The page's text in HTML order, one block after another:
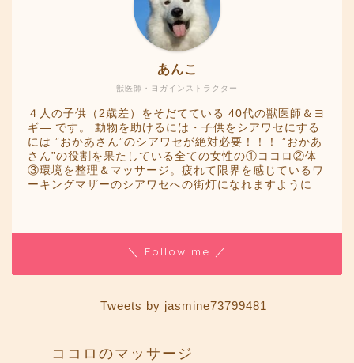
獣医師・ヨガインストラクター
あんこ
４人の子供（2歳差）をそだてている 40代の獣医師＆ヨ
ギ― です。 動物を助けるには・子供をシアワセにする
には ”おかあさん”のシアワセが絶対必要！！！ ”おかあ
さん”の役割を果たしている全ての女性の①ココロ②体
③環境を整理＆マッサージ。疲れて限界を感じているワ
ーキングマザーのシアワセへの街灯になれますように
＼ Follow me ／
Tweets by jasmine73799481
ココロのマッサージ